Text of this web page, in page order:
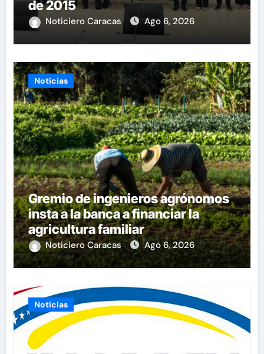
de 2015
Noticiero Caracas Ago 6, 2026
Noticias
Gremio de ingenieros agrónomos
insta a la banca a financiar la
agricultura familiar
Noticiero Caracas Ago 6, 2026
Noticias